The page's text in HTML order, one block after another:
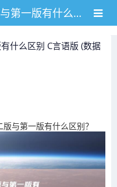
数据结构 严蔚敏的第二版与第一版有什么区别 C言语版 (数据结构严蔚敏第二版课后答案)
什么区别 C言语版 (数据
与第一版有什么区别？